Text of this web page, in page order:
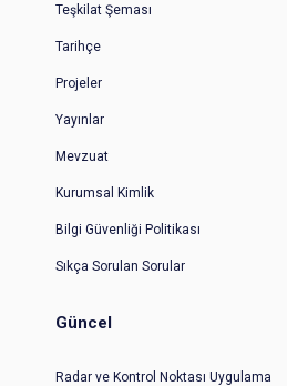
Teşkilat Şeması
Tarihçe
Projeler
Yayınlar
Mevzuat
Kurumsal Kimlik
Bilgi Güvenliği Politikası
Sıkça Sorulan Sorular
Güncel
Radar ve Kontrol Noktası Uygulama